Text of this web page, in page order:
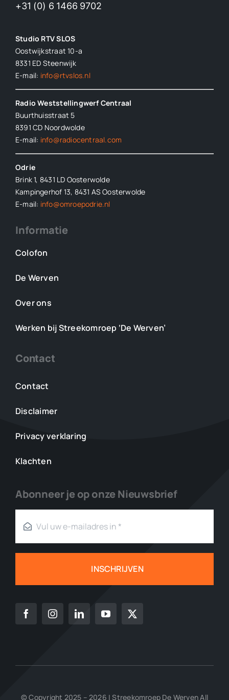
+31 (0) 6 1466 9702
Studio RTV SLOS
Oostwijkstraat 10-a
8331 ED Steenwijk
E-mail: info@rtvslos.nl
Radio Weststellingwerf Centraal
Buurthuisstraat 5
8391 CD Noordwolde
E-mail: info@radiocentraal.com
Odrie
Brink 1, 8431 LD Oosterwolde
Kampingerhof 13, 8431 AS Oosterwolde
E-mail: info@omroepodrie.nl
Informatie
Colofon
De Werven
Over ons
Werken bij Streekomroep ‘De Werven’
Contact
Contact
Disclaimer
Privacy verklaring
Klachten
Abonneer je op onze Nieuwsbrief
INSCHRIJVEN
© Copyright 2025 – 2026 | Streekomroep De Werven All